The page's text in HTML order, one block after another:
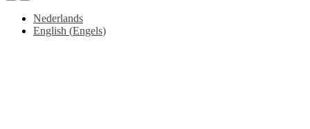
Nederlands
English (Engels)